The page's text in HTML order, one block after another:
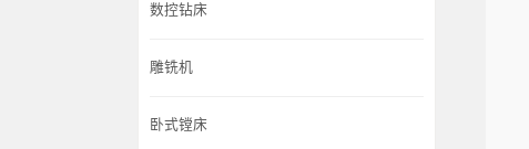
数控钻床
雕铣机
卧式镗床